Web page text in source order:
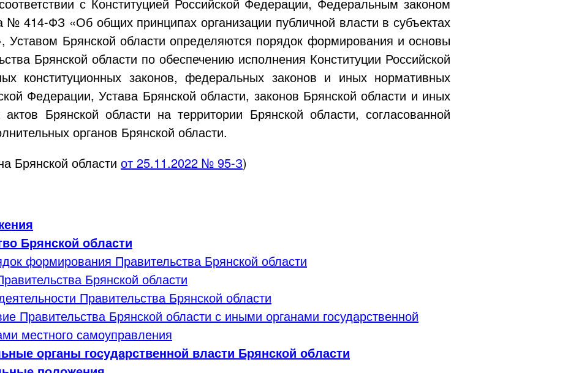
№414-ФЗ «Об общих принципах организации публичной власти в субъектах
Уставом Брянской области определяются порядок формирования и основы
Брянской области по обеспечению исполнения Конституции Российской
конституционных законов, федеральных законов и иных нормативных
Федерации, Устава Брянской области, законов Брянской области и иных
Брянской области на территории Брянской области, согласованной
органов Брянской области.
Брянской области от 25.11.2022 № 95-З)
Брянской области
формирования Правительства Брянской области
Брянской области
Правительства Брянской области
Правительства Брянской области с иными органами государственной
местного самоуправления
органы государственной власти Брянской области